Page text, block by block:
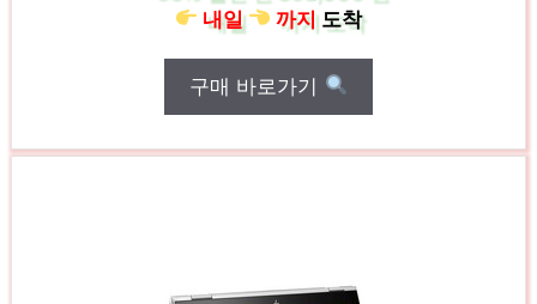
내일
까지도착
구매 바로가기